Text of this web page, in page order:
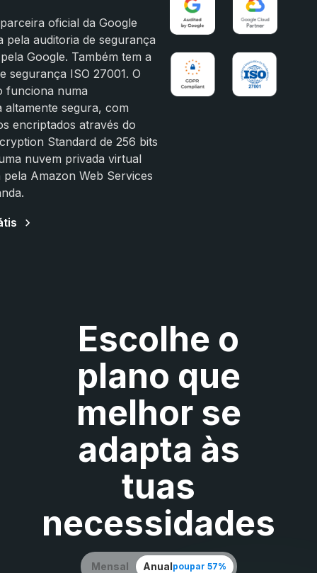
oficial da Google
pela auditoria de segurança
Google. Também tem a
segurança ISO 27001. O
funciona numa
segura, com
encriptados através do
Standard de 256 bits
nuvem privada virtual
pela Amazon Web Services
Escolhe o
plano que
melhor se
adapta às
tuas
necessidades
Mensal Anualpoupar 57%